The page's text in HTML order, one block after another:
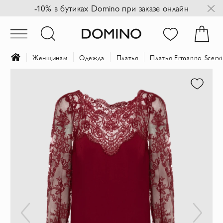
-10% в бутиках Domino при заказе онлайн
Женщинам Одежда Платья Платья Ermanno
изображений